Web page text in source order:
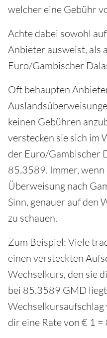
welcher eine Gebühr
Achte dabei sowohl
Anbieter ausweist, als
Euro/Gambischer
Oft behaupten
keinen Gebühren
verstecken sie sich im
der Euro/Gambischer
85.3589. Immer,
Überweisung nach
Sinn, genauer auf den
zu schauen.
Zum Beispiel: Viele
einen versteckten
Wechselkurs, den sie
bei 85.3589 GMD
Wechselkursaufschlag
dir eine Rate von € 1